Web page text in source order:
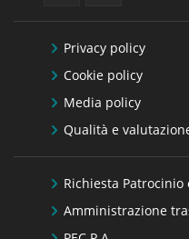
Privacy policy
Cookie policy
Media policy
Qualità e
Richiesta Patrocinio
Amministrazione